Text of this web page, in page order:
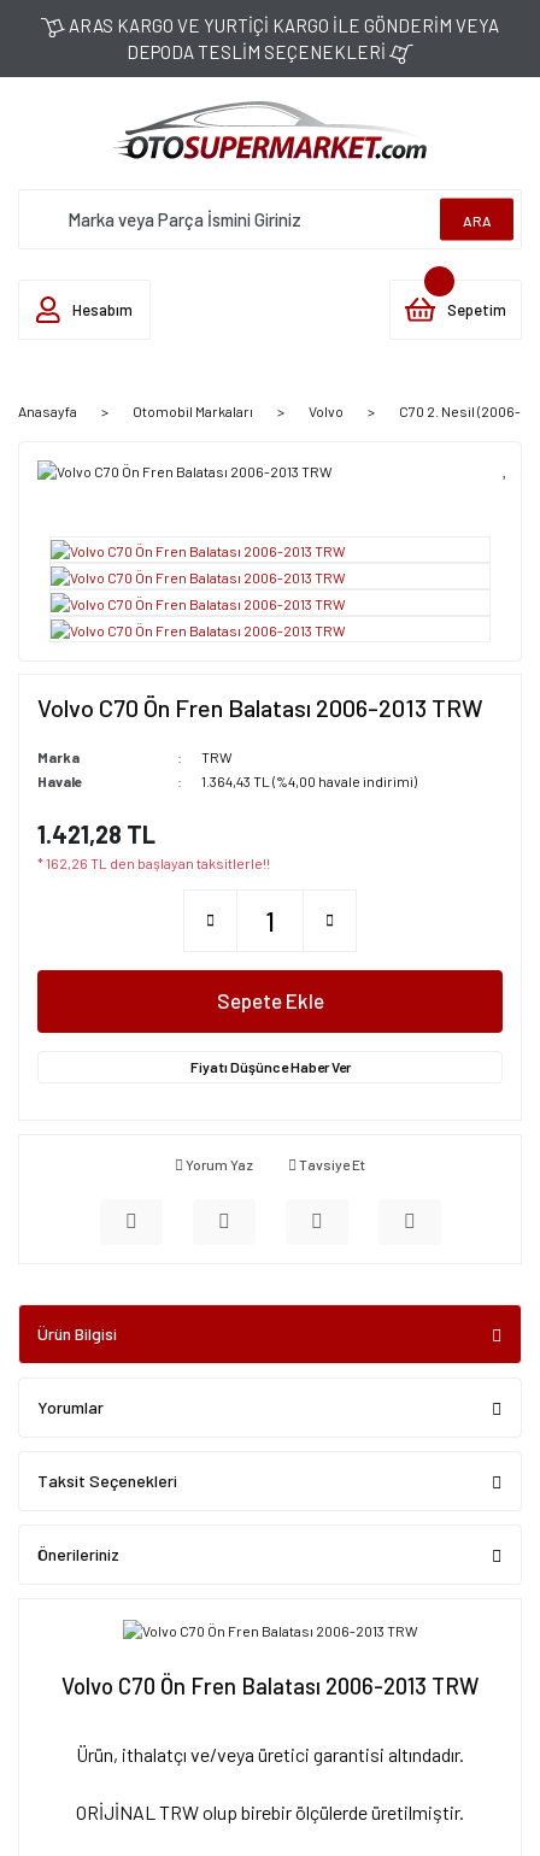
ARAS KARGO VE YURTİÇİ KARGO İLE GÖNDERİM VEYA
DEPODA TESLİM SEÇENEKLERİ
ARA
Hesabım Sepetim
Anasayfa Otomobil Markaları Volvo C70 2. Nesil (2006-
Volvo C70 Ön Fren Balatası 2006-2013 TRW
Marka
TRW
Havale
1.364,43 TL (%4,00 havale indirimi)
1.421,28 TL
* 162,26 TL den başlayan taksitlerle!!
Sepete Ekle
Fiyatı Düşünce Haber Ver
Yorum Yaz Tavsiye Et
Ürün Bilgisi
Yorumlar
Taksit Seçenekleri
Önerileriniz
Volvo C70 Ön Fren Balatası 2006-2013 TRW
Ürün, ithalatçı ve/veya üretici garantisi altındadır.
ORİJİNAL TRW olup birebir ölçülerde üretilmiştir.